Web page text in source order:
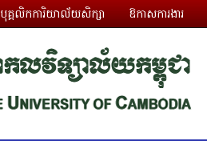
បុគ្គលិកការិយាល័យសិក្សា ឱកាសការងារ